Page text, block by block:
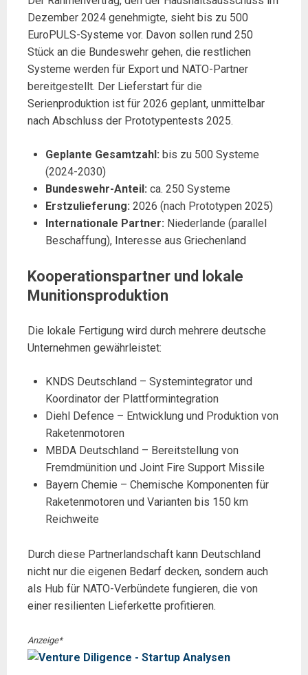
Dezember 2024 genehmigte, sieht bis zu 500
EuroPULS-Systeme vor. Davon sollen rund 250
Stück an die Bundeswehr gehen, die restlichen
Systeme werden für Export und NATO-Partner
bereitgestellt. Der Lieferstart für die
Serienproduktion ist für 2026 geplant, unmittelbar
nach Abschluss der Prototypentests 2025.
Geplante Gesamtzahl: bis zu 500 Systeme
(2024-2030)
Bundeswehr-Anteil: ca. 250 Systeme
Erstzulieferung: 2026 (nach Prototypen 2025)
Internationale Partner: Niederlande (parallel
Beschaffung), Interesse aus Griechenland
Kooperationspartner und lokale
Munitionsproduktion
Die lokale Fertigung wird durch mehrere deutsche
Unternehmen gewährleistet:
KNDS Deutschland – Systemintegrator und
Koordinator der Plattformintegration
Diehl Defence – Entwicklung und Produktion von
Raketenmotoren
MBDA Deutschland – Bereitstellung von
Fremdmünition und Joint Fire Support Missile
Bayern Chemie – Chemische Komponenten für
Raketenmotoren und Varianten bis 150 km
Reichweite
Durch diese Partnerlandschaft kann Deutschland
nicht nur die eigenen Bedarf decken, sondern auch
als Hub für NATO-Verbündete fungieren, die von
einer resilienten Lieferkette profitieren.
Anzeige*